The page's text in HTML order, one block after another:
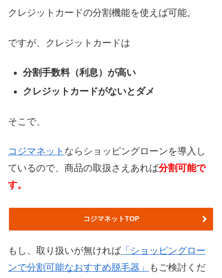
クレジットカードの分割機能を使えば可能。
ですが、クレジットカードは
分割手数料（利息）が高い
クレジットカードがないとダメ
そこで、
コジマネット ならショッピングローンを導入し
ているので、商品の取扱さえあれば分割可能で
す。
コジマネットTOP
もし、取り扱いが無ければ「ショッピングロー
ンで分割可能なおすすめ脱毛器」
もご検討くだ